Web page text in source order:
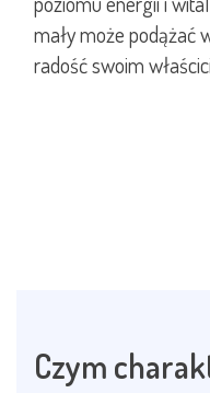
mały może podążać
radość swoim
Czym